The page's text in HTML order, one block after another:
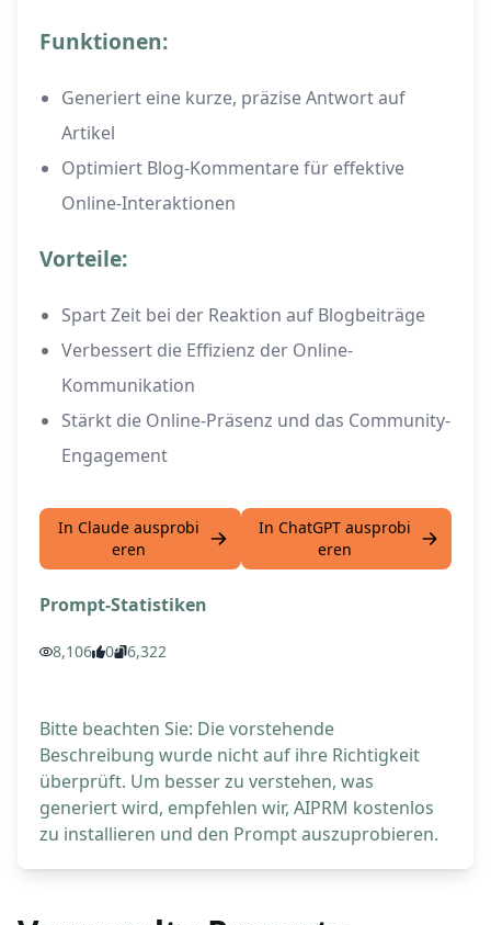
Funktionen:
Generiert eine kurze, präzise Antwort auf
Artikel
Optimiert Blog-Kommentare für effektive
Online-Interaktionen
Vorteile:
Spart Zeit bei der Reaktion auf Blogbeiträge
Verbessert die Effizienz der Online-
Kommunikation
Stärkt die Online-Präsenz und das Community-
Engagement
In Claude ausprobi
eren
In ChatGPT ausprobi
eren
Prompt-Statistiken
8,106 0 6,322
Bitte beachten Sie: Die vorstehende
Beschreibung wurde nicht auf ihre Richtigkeit
überprüft. Um besser zu verstehen, was
generiert wird, empfehlen wir, AIPRM kostenlos
zu installieren und den Prompt auszuprobieren.